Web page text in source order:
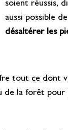
soient réussis,
aussi possible
désaltérer les
tout ce dont
de la forêt pour